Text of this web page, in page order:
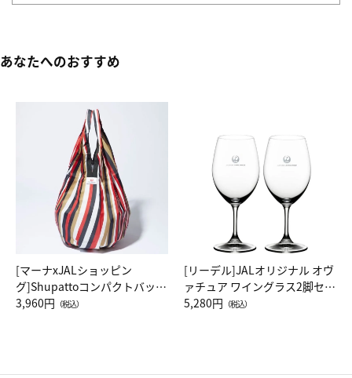
あなたへのおすすめ
[マーナxJALショッピン
グ]Shupattoコンパクトバッグ
Drop JAL客室乗務員（LC）ス
3,960円 （税込）
[リーデル]JALオリジナル オヴ
ァチュア ワイングラス2脚セッ
ト（レッドワイン）
5,280円 （税込）